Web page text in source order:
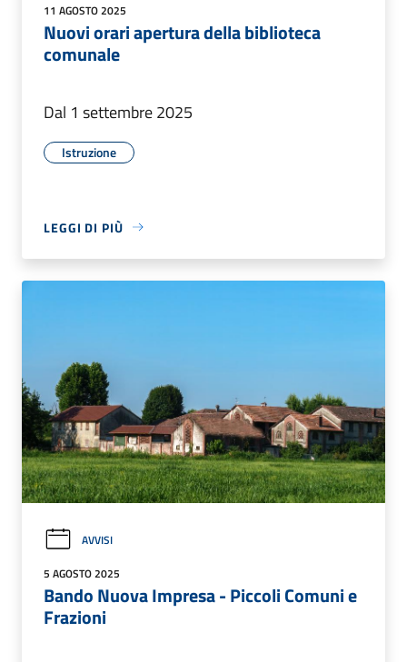
11 AGOSTO 2025
Nuovi orari apertura della biblioteca
comunale
Dal 1 settembre 2025
Istruzione
LEGGI DI PIÙ
AVVISI
5 AGOSTO 2025
Bando Nuova Impresa - Piccoli Comuni e
Frazioni